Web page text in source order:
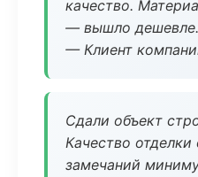
качество.
— вышло дешевле.
— Клиент
Сдали объект
Качество отделки
замечаний